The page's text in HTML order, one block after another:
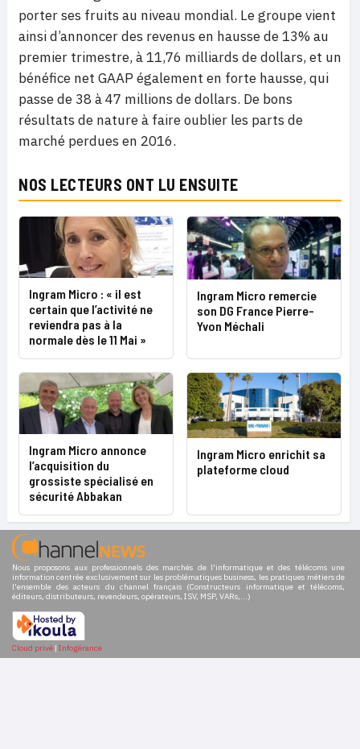
porter ses fruits au niveau mondial. Le groupe vient
ainsi d’annoncer des revenus en hausse de 13% au
premier trimestre, à 11,76 milliards de dollars, et un
bénéfice net GAAP également en forte hausse, qui
passe de 38 à 47 millions de dollars. De bons
résultats de nature à faire oublier les parts de
marché perdues en 2016.
NOS LECTEURS ONT LU ENSUITE
Ingram Micro : « il est
certain que l’activité ne
reviendra pas à la
normale dès le 11 Mai »
Ingram Micro remercie
son DG France Pierre-
Yvon Méchali
Ingram Micro annonce
l’acquisition du
grossiste spécialisé en
sécurité Abbakan
Ingram Micro enrichit sa
plateforme cloud
Nous proposons aux professionnels des marchés de l'informatique et des télécoms une
information centrée exclusivement sur les problématiques business, les pratiques métiers de
l'ensemble des acteurs du channel français (Constructeurs informatique et télécoms,
éditeurs, distributeurs, revendeurs, opérateurs, ISV, MSP, VARs,...)
Cloud privé | Infogérance